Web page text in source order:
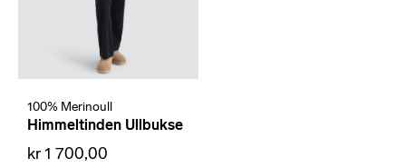
100% Merinoull
Himmeltinden Ullbukse
kr 1 700,00